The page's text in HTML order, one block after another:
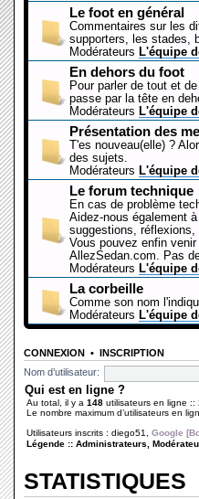
Le foot en général
Commentaires sur les
supporters, les stades,
Modérateurs L'équipe
En dehors du foot
Pour parler de tout et
passe par la tête en
Modérateurs L'équipe
Présentation des
T'es nouveau(elle) ?
des sujets.
Modérateurs L'équipe
Le forum technique
En cas de problème
Aidez-nous également
suggestions,
Vous pouvez enfin
AllezSedan.com. Pas
Modérateurs L'équipe
La corbeille
Comme son nom
Modérateurs L'équipe
CONNEXION • INSCRIPTION
Nom d’utilisateur:
Qui est en ligne ?
Au total, il y a 148 utilisateurs en ligne ::
Le nombre maximum d’utilisateurs en
Utilisateurs inscrits : diego51
Google
Légende :: Administrateurs
STATISTIQUES